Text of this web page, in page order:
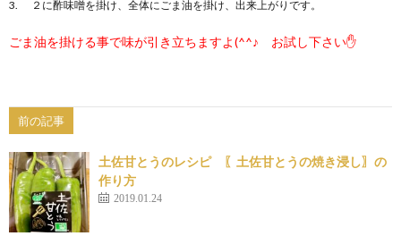
２に酢味噌を掛け、全体にごま油を掛け、出来上がりです。
ごま油を掛ける事で味が引き立ちますよ(^^♪ お試し下さい✋
前の記事
土佐甘とうのレシピ 〖土佐甘とうの焼き浸し〗の
作り方
2019.01.24